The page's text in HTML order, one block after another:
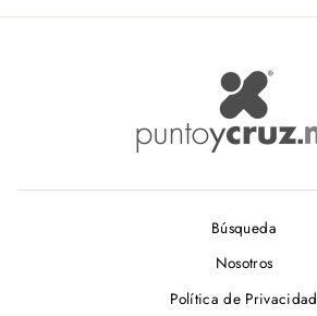
Búsqueda
Nosotros
Política de Privacidad